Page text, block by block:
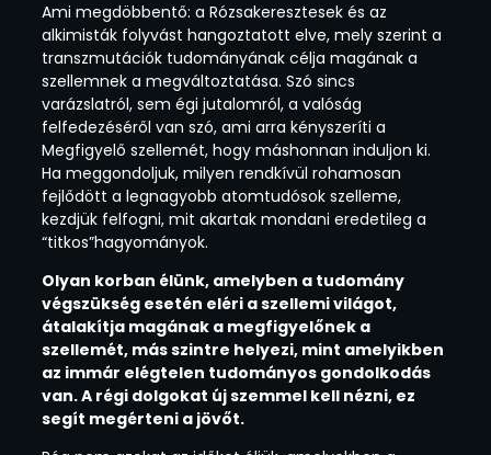
Ami megdöbbentő: a Rózsakeresztesek és az
alkimisták folyvást hangoztatott elve, mely szerint a
transzmutációk tudományának célja magának a
szellemnek a megváltoztatása. Szó sincs
varázslatról, sem égi jutalomról, a valóság
felfedezéséről van szó, ami arra kényszeríti a
Megfigyelő szellemét, hogy máshonnan induljon ki.
Ha meggondoljuk, milyen rendkívül rohamosan
fejlődött a legnagyobb atomtudósok szelleme,
kezdjük felfogni, mit akartak mondani eredetileg a
“titkos”hagyományok.
Olyan korban élünk, amelyben a tudomány
végszükség esetén eléri a szellemi világot,
átalakítja magának a megfigyelőnek a
szellemét, más szintre helyezi, mint amelyikben
az immár elégtelen tudományos gondolkodás
van. A régi dolgokat új szemmel kell nézni, ez
segít megérteni a jövőt.